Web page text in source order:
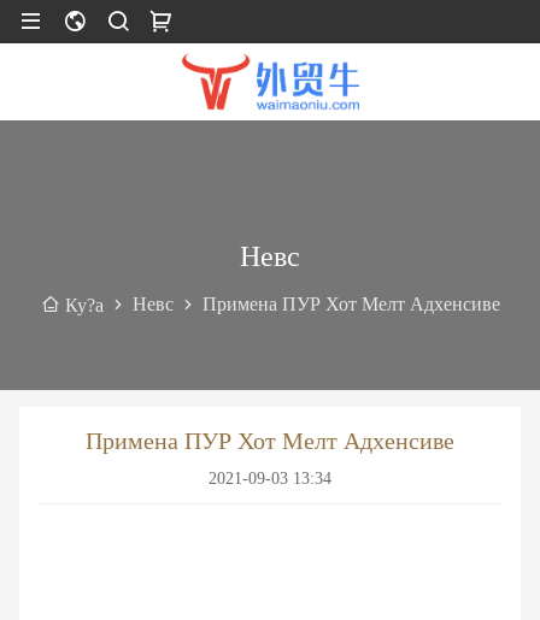
Невс
Ку?а Невс Примена ПУР Хот Мелт Адхенсиве
Примена ПУР Хот Мелт Адхенсиве
2021-09-03 13:34